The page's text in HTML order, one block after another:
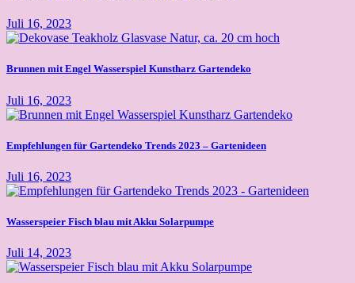
Juli 16, 2023
Brunnen mit Engel Wasserspiel Kunstharz Gartendeko
Juli 16, 2023
Empfehlungen für Gartendeko Trends 2023 – Gartenideen
Juli 16, 2023
Wasserspeier Fisch blau mit Akku Solarpumpe
Juli 14, 2023